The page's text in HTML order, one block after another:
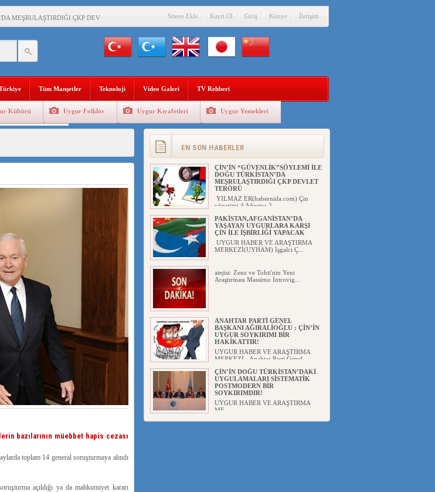
MEŞRULAŞTIRDIĞI ÇKP DEVLET TERÖRÜ
ÇİN İLE İŞBİRLİĞİ YAPACAK
UYGUR SOYKIRIMI BİR HAKİKATTIR!
POSTMODERN BİR SOYKIRIMDIR!
TÜRKİSTAN
BAŞKANI’NA TEPKİLER SÜRÜYOR
Sitene Ekle Kayıt Ol Giriş Künye İletişim
Tüm Manşetler Teknoloji Video Galeri TV Rehberi
Kültürü Uygur Folklor Uygur Kıyafetleri Uygur Yemekleri
bazılarının müebbet hapis cezası
toplam 14 general soruşturmaya alındı
açıldığı ya da mahkumiyet kararı
EN SON HABERLER
ÇİN’İN “GÜVENLİK”SÖYLEMİ İLE
DOĞU TÜRKİSTAN’DA
MEŞRULAŞTIRDIĞI ÇKP DEVLET
TERÖRÜ
YILMAZ ER(habernida.com) Çin
yönetimi 4 Ağustos 2...
PAKİSTAN,AFGANİSTAN’DA
YAŞAYAN UYGURLARA KARŞI
ÇİN İLE İŞBİRLİĞİ YAPACAK
UYGUR HABER VE ARAŞTIRMA
MERKEZİ(UYHAM) İşgalci Ç...
atejisi: Zenz ve Tohti'nin Yeni
Araştırması Massimo Introvig...
ANAHTAR PARTİ GENEL
BAŞKANI AĞIRALİOĞLU : ÇİN’İN
UYGUR SOYKIRIMI BİR
HAKİKATTIR!
UYGUR HABER VE ARAŞTIRMA
MERKEZİ Anahtar Parti Genel
ÇİN’İN DOĞU TÜRKİSTAN’DAKİ
UYGULAMALARI SİSTEMATİK
POSTMODERN BİR
SOYKIRIMDIR!
UYGUR HABER VE ARAŞTIRMA
ME...
DİYANET AKADEMİSİ BAŞKANI